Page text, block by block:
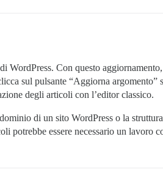
WordPress. Con questo
sul pulsante “Aggiorna
degli articoli con l’editor classico.
di un sito WordPress o la
potrebbe essere necessario un lavoro